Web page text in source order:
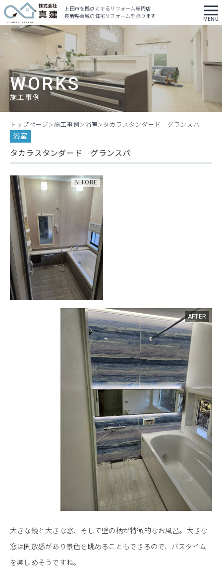
上田市を拠点とするリフォーム専門店
長野県全域の住宅リフォームを承ります
WORKS
施工事例
トップページ 施工事例 浴室 タカラスタンダード グランスパ
浴室
タカラスタンダード グランスパ
大きな鏡と大きな窓、そして壁の柄が特徴的なお風呂。大きな
窓は開放感があり景色を眺めることもできるので、バスタイム
を楽しめそうですね。